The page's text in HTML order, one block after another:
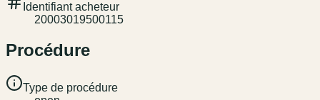
Identifiant acheteur
20003019500115
Procédure
Type de procédure